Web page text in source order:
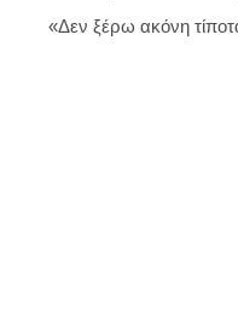
«Δεν ξέρω ακόνη